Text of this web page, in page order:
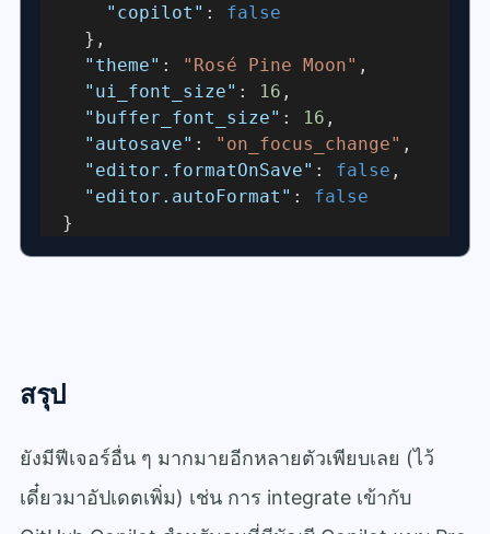
"copilot" : false
    },
"theme" : "Rosé Pine Moon" ,
"ui_font_size" : 16 ,
"buffer_font_size" : 16 ,
"autosave" : "on_focus_change" ,
"editor.formatOnSave" : false ,
"editor.autoFormat" : false
  }
สรุป
ยังมีฟีเจอร์อื่น ๆ มากมายอีกหลายตัวเพียบเลย (ไว้
เดี๋ยวมาอัปเดตเพิ่ม) เช่น การ integrate เข้ากับ